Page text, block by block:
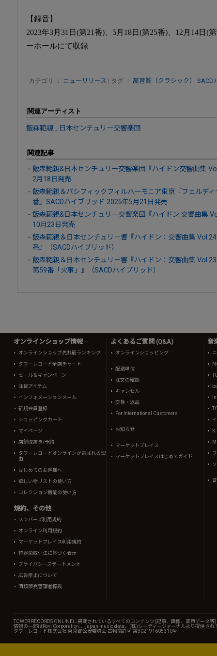
【録音】
2023年3月31日(第21番)、5月18日(第25番)、12月14日(
ーホールにて収録
カテゴリ ： ニューリリース | タグ ： 高音質（クラシック） SACD
関連アーティスト
飯森範親 , 日本センチュリー交響楽団
関連記事
飯森範親&日本センチュリー交響楽団『ハイドン交響曲集
2月18日発売
飯森範親＆パシフィックフィルハーモニア東京『フェルデ
番』SACDハイブリッド 2025年5月21日発売
飯森範親&日本センチュリー交響楽団『ハイドン:交響曲集
10月23日発売
飯森範親＆日本センチュリー響『ハイドン：交響曲集
番』（SACDハイブリッド）
飯森範親＆日本センチュリー響『ハイドン：交響曲集
第59番「火事」』（SACDハイブリッド）
オンラインショップ情報
オンラインショップ売れ筋ランキング
タワーレコード全店チャート
セール＆キャンペーン
注目アイテム
インフォメーションメール
新規会員登録
ショッピングカート
マイページ
店舗取置き/予約
タワーレコードオンラインが選ばれる理
由
はじめてのお客様へ
欲しい物リストの使い方
コレクション機能の使い方
規約、その他
メンバーズ利用規約
オンライン利用規約
マーケットプレイス利用規約
特定商取引法に基づく表示
プライバシーステートメント
広告停止について
酒類販売管理者標識
よくあるご質問 (Q&A)
オンラインショッピング
配送単位
注文の確認
キャンセル
交換・返品
For International Customers
お知らせ
マーケットプレイス
マーケットプレイスはじめてガイド
音
TOWER RECORDS ONLINEに掲載されているすべてのコンテンツ(記事、画像、音声データ
情報の一部はRovi Corporation.、japan music data、(株)シーディージャーナルより提供され
タワーレコード株式会社 東京都公安委員会 古物商許可 第302191605310号